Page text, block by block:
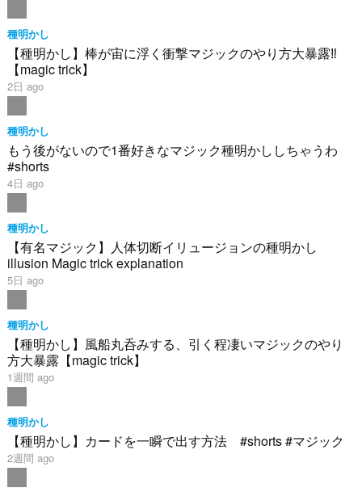
種明かし
【種明かし】棒が宙に浮く衝撃マジックのやり方大暴露‼️
【magic trick】
2日 ago
種明かし
もう後がないので1番好きなマジック種明かししちゃうわ
#shorts
4日 ago
種明かし
【有名マジック】人体切断イリュージョンの種明かし
illusion Magic trick explanation
5日 ago
種明かし
【種明かし】風船丸呑みする、引く程凄いマジックのやり
方大暴露【magic trick】
1週間 ago
種明かし
【種明かし】カードを一瞬で出す方法 #shorts #マジック
2週間 ago